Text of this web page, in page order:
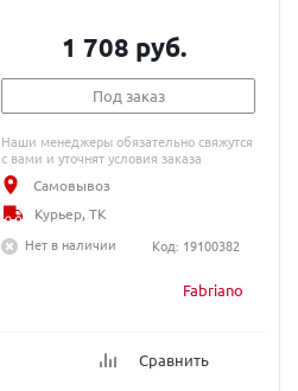
Fabriano
Сравнить
1 708 руб.
Под заказ
Наши менеджеры обязательно свяжутся
с вами и уточнят условия заказа
Самовывоз
Курьер, ТК
Нет в наличии
Код: 19100382